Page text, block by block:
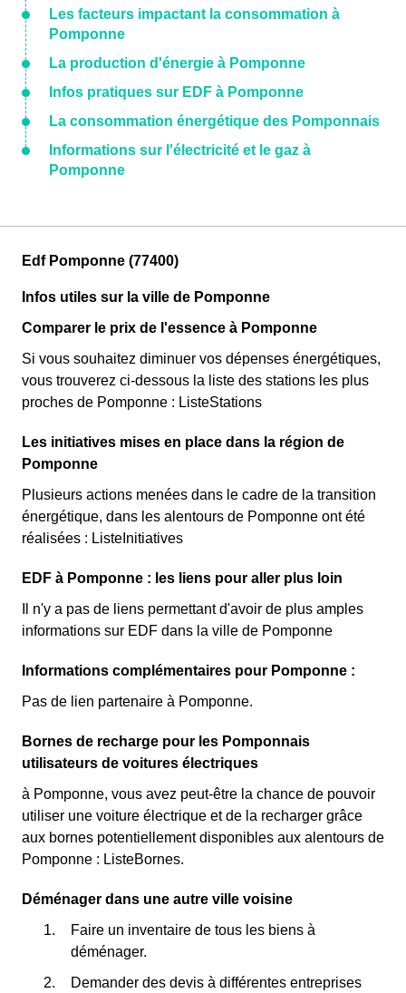
Les facteurs impactant la consommation à
Pomponne
La production d'énergie à Pomponne
Infos pratiques sur EDF à Pomponne
La consommation énergétique des Pomponnais
Informations sur l'électricité et le gaz à
Pomponne
Edf Pomponne (77400)
Infos utiles sur la ville de Pomponne
Comparer le prix de l'essence à Pomponne
Si vous souhaitez diminuer vos dépenses énergétiques,
vous trouverez ci-dessous la liste des stations les plus
proches de Pomponne : ListeStations
Les initiatives mises en place dans la région de
Pomponne
Plusieurs actions menées dans le cadre de la transition
énergétique, dans les alentours de Pomponne ont été
réalisées : ListeInitiatives
EDF à Pomponne : les liens pour aller plus loin
Il n'y a pas de liens permettant d'avoir de plus amples
informations sur EDF dans la ville de Pomponne
Informations complémentaires pour Pomponne :
Pas de lien partenaire à Pomponne.
Bornes de recharge pour les Pomponnais
utilisateurs de voitures électriques
à Pomponne, vous avez peut-être la chance de pouvoir
utiliser une voiture électrique et de la recharger grâce
aux bornes potentiellement disponibles aux alentours de
Pomponne : ListeBornes.
Déménager dans une autre ville voisine
Faire un inventaire de tous les biens à
déménager.
Demander des devis à différentes entreprises